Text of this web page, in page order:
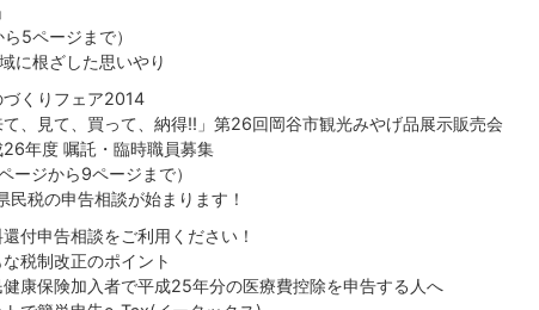
ら5ページまで）
に根ざした思いやり
づくりフェア2014
て、見て、買って、納得!!」第26回岡谷市観光みやげ品展示販売会
26年度 嘱託・臨時職員募集
ページから9ページまで）
民税の申告相談が始まります！
付申告相談をご利用ください！
な税制改正のポイント
健康保険加入者で平成25年分の医療費控除を申告する人へ